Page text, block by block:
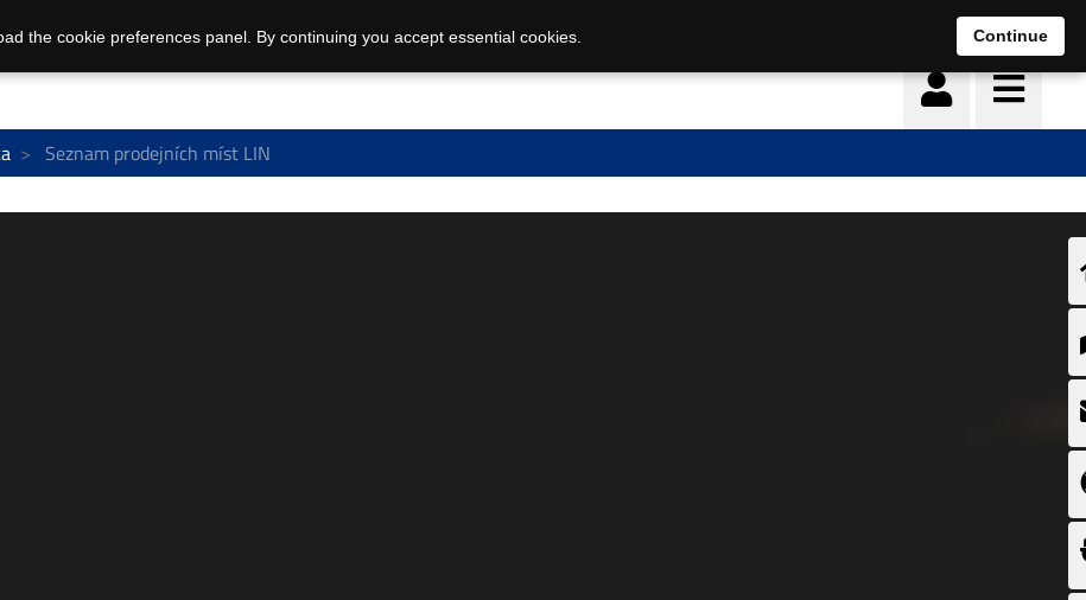
Seznam prodejních míst LIN
the cookie preferences panel. By continuing you accept essential cookies. Continue